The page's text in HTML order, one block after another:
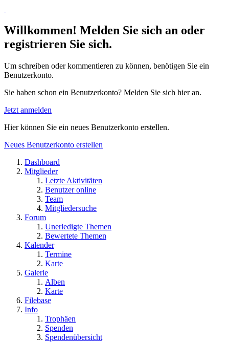
Willkommen! Melden Sie sich an oder
registrieren Sie sich.
Um schreiben oder kommentieren zu können, benötigen Sie ein
Benutzerkonto.
Sie haben schon ein Benutzerkonto? Melden Sie sich hier an.
Jetzt anmelden
Hier können Sie ein neues Benutzerkonto erstellen.
Neues Benutzerkonto erstellen
Dashboard
Mitglieder
Letzte Aktivitäten
Benutzer online
Team
Mitgliedersuche
Forum
Unerledigte Themen
Bewertete Themen
Kalender
Termine
Karte
Galerie
Alben
Karte
Filebase
Info
Trophäen
Spenden
Spendenübersicht